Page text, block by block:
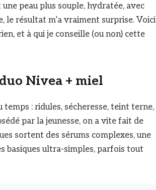
peau plus souple, hydratée, avec
le résultat m’a vraiment surprise. Voici
et à qui je conseille (ou non) cette
Nivea + miel
temps : ridules, sécheresse, teint terne,
par la jeunesse, on a vite fait de
sortent des sérums complexes, une
basiques ultra-simples, parfois tout